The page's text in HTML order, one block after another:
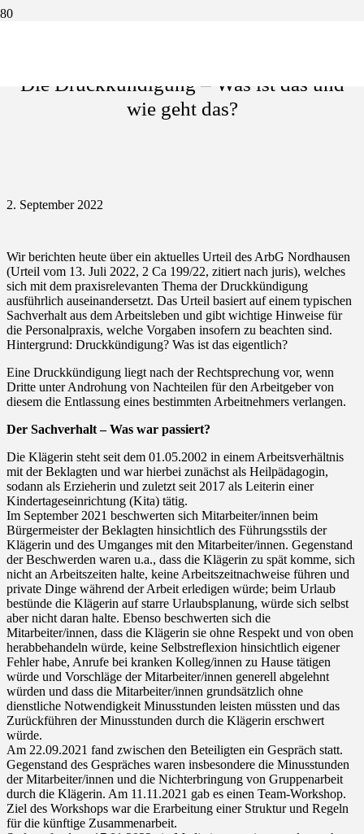
Die Druckkündigung – Was ist das und
wie geht das?
2. September 2022
Wir berichten heute über ein aktuelles Urteil des ArbG Nordhausen
(Urteil vom 13. Juli 2022, 2 Ca 199/22, zitiert nach juris), welches
sich mit dem praxisrelevanten Thema der Druckkündigung
ausführlich auseinandersetzt. Das Urteil basiert auf einem typischen
Sachverhalt aus dem Arbeitsleben und gibt wichtige Hinweise für
die Personalpraxis, welche Vorgaben insofern zu beachten sind.
Hintergrund: Druckkündigung? Was ist das eigentlich?
Eine Druckkündigung liegt nach der Rechtsprechung vor, wenn
Dritte unter Androhung von Nachteilen für den Arbeitgeber von
diesem die Entlassung eines bestimmten Arbeitnehmers verlangen.
Der Sachverhalt – Was war passiert?
Die Klägerin steht seit dem 01.05.2002 in einem Arbeitsverhältnis
mit der Beklagten und war hierbei zunächst als Heilpädagogin,
sodann als Erzieherin und zuletzt seit 2017 als Leiterin einer
Kindertageseinrichtung (Kita) tätig.
Im September 2021 beschwerten sich Mitarbeiter/innen beim
Bürgermeister der Beklagten hinsichtlich des Führungsstils der
Klägerin und des Umganges mit den Mitarbeiter/innen. Gegenstand
der Beschwerden waren u.a., dass die Klägerin zu spät komme, sich
nicht an Arbeitszeiten halte, keine Arbeitszeitnachweise führen und
private Dinge während der Arbeit erledigen würde; beim Urlaub
bestünde die Klägerin auf starre Urlaubsplanung, würde sich selbst
aber nicht daran halte. Ebenso beschwerten sich die
Mitarbeiter/innen, dass die Klägerin sie ohne Respekt und von oben
herabbehandeln würde, keine Selbstreflexion hinsichtlich eigener
Fehler habe, Anrufe bei kranken Kolleg/innen zu Hause tätigen
würde und Vorschläge der Mitarbeiter/innen generell abgelehnt
würden und dass die Mitarbeiter/innen grundsätzlich ohne
dienstliche Notwendigkeit Minusstunden leisten müssten und das
Zurückführen der Minusstunden durch die Klägerin erschwert
würde.
Am 22.09.2021 fand zwischen den Beteiligten ein Gespräch statt.
Gegenstand des Gespräches waren insbesondere die Minusstunden
der Mitarbeiter/innen und die Nichterbringung von Gruppenarbeit
durch die Klägerin. Am 11.11.2021 gab es einen Team-Workshop.
Ziel des Workshops war die Erarbeitung einer Struktur und Regeln
für die künftige Zusammenarbeit.